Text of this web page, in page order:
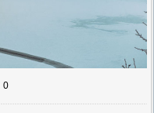
900x600
0